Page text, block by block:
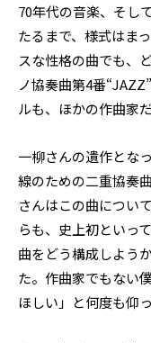
70年代の音楽、そし
たるまで、様式はま
スな性格の曲でも、
ノ協奏曲第4番
ルも、ほかの作曲家
一柳さんの遺作とな
線のための二重協奏
さんはこの曲につい
らも、史上初といっ
曲をどう構成しよう
た。作曲家でもない
ほしい」と何度も仰